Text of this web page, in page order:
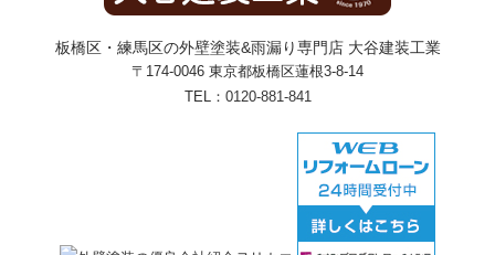
板橋区・練馬区の外壁塗装&雨漏り専門店 大谷建装工業
〒174-0046 東京都板橋区蓮根3-8-14
TEL： 0120-881-841